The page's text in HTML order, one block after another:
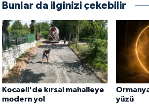
Bunlar da ilginizi çekebilir
Kocaeli'de kırsal mahalleye
modern yol
yüzü